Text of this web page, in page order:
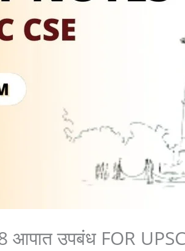
आपात उपबंध FOR